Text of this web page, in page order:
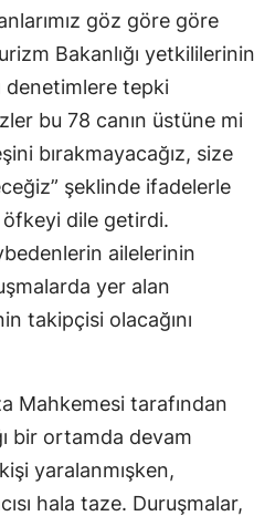
göz göre göre
Bakanlığı yetkililerinin
denetimlere tepki
bu 78 canın üstüne mi
bırakmayacağız, size
şeklinde ifadelerle
öfkeyi dile getirdi.
ailelerinin
yer alan
takipçisi olacağını
Mahkemesi tarafından
bir ortamda devam
yaralanmışken,
hala taze. Duruşmalar,